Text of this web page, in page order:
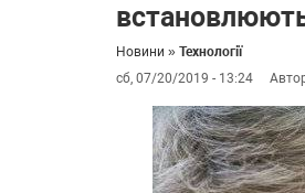
Новини » Технології
сб, 07/20/2019 - 13:24